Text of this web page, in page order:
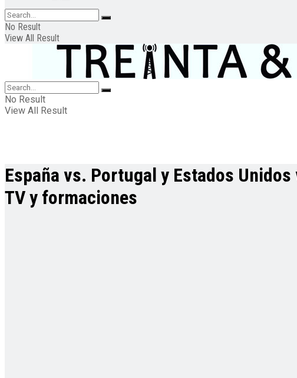
No Result
View All Result
No Result
View All Result
España vs. Portugal y Estados
TV y formaciones